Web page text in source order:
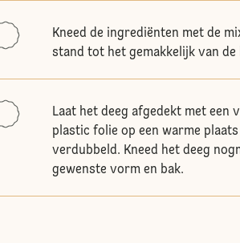
Kneed de ingrediënten met de
stand tot het gemakkelijk van
Laat het deeg afgedekt met een
plastic folie op een warme
verdubbeld. Kneed het deeg
gewenste vorm en bak.